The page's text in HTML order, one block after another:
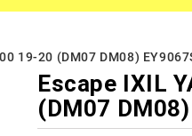
19-20 (DM07 DM08)
Escape IXIL
(DM07